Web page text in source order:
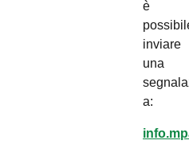
è
inviare
una
a: